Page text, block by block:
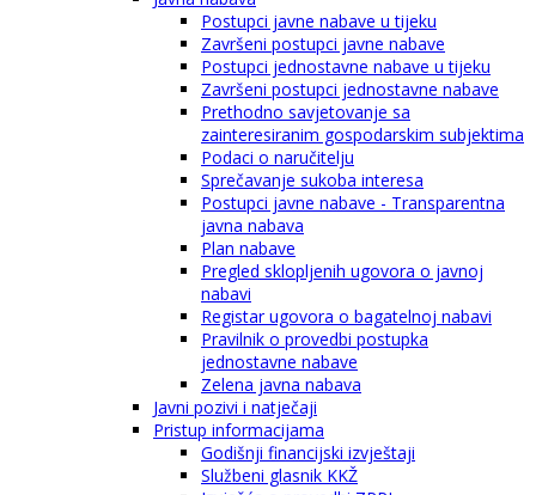
Postupci javne nabave u tijeku
Završeni postupci javne nabave
Postupci jednostavne nabave u tijeku
Završeni postupci jednostavne nabave
Prethodno savjetovanje sa
zainteresiranim gospodarskim subjektima
Podaci o naručitelju
Sprečavanje sukoba interesa
Postupci javne nabave - Transparentna
javna nabava
Plan nabave
Pregled sklopljenih ugovora o javnoj
nabavi
Registar ugovora o bagatelnoj nabavi
Pravilnik o provedbi postupka
jednostavne nabave
Zelena javna nabava
Javni pozivi i natječaji
Pristup informacijama
Godišnji financijski izvještaji
Službeni glasnik KKŽ